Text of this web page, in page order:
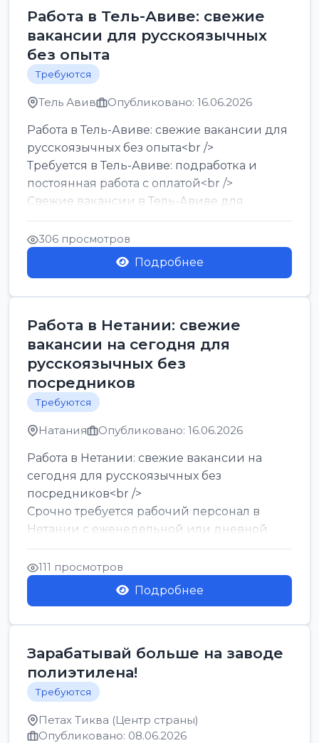
Работа в Тель-Авиве: свежие
вакансии для русскоязычных
без опыта
Требуются
Тель Авив Опубликовано: 16.06.2026
Работа в Тель-Авиве: свежие вакансии для
русскоязычных без опыта<br />
Требуется в Тель-Авиве: подработка и
постоянная работа с оплатой<br />
Свежие вакансии в Тель-Авиве для
мужчин и женщин от хозя...
306 просмотров
Подробнее
Работа в Нетании: свежие
вакансии на сегодня для
русскоязычных без
посредников
Требуются
Натания Опубликовано: 16.06.2026
Работа в Нетании: свежие вакансии на
сегодня для русскоязычных без
посредников<br />
Срочно требуется рабочий персонал в
Нетании с еженедельной или дневной
оплатой<br />
Свежие вакансии в Нетании дл...
111 просмотров
Подробнее
Зарабатывай больше на заводе
полиэтилена!
Требуются
Петах Тиква (Центр страны)
Опубликовано: 08.06.2026